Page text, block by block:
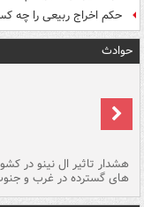
حکم اخراج ربیعی را چه
حوادث
هشدار تاثیر ال نینو در
های گسترده در غرب و